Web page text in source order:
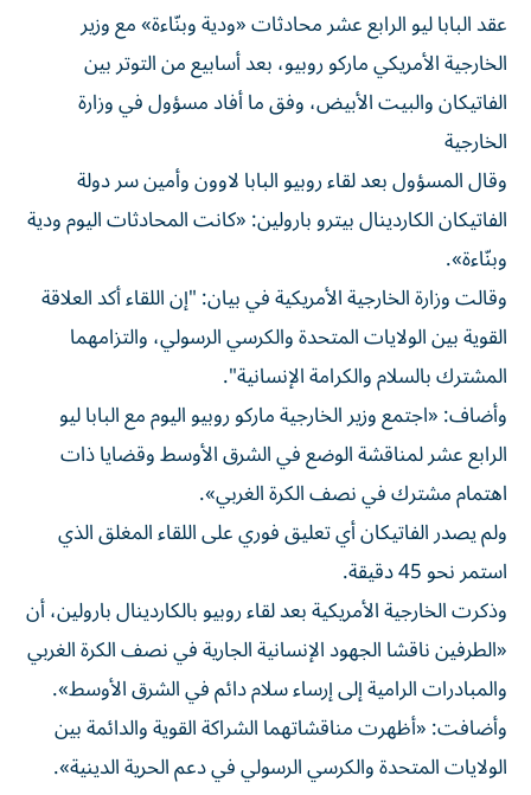
عقد البابا ليو الرابع عشر محادثات «ودية وبنّاءة» مع وزير
الخارجية الأمريكي ماركو روبيو، بعد أسابيع من التوتر بين
الفاتيكان والبيت الأبيض، وفق ما أفاد مسؤول في وزارة
الخارجية
وقال المسؤول بعد لقاء روبيو البابا لاوون وأمين سر دولة
الفاتيكان الكاردينال بيترو بارولين: «كانت المحادثات اليوم ودية
وبنّاءة».
وقالت وزارة الخارجية الأمريكية في بيان: "إن اللقاء أكد العلاقة
القوية بين الولايات المتحدة والكرسي الرسولي، والتزامهما
المشترك بالسلام والكرامة الإنسانية".
وأضاف: «اجتمع وزير الخارجية ماركو روبيو اليوم مع البابا ليو
الرابع عشر لمناقشة الوضع في الشرق الأوسط وقضايا ذات
اهتمام مشترك في نصف الكرة الغربي».
ولم يصدر الفاتيكان أي تعليق فوري على اللقاء المغلق الذي
استمر نحو 45 دقيقة.
وذكرت الخارجية الأمريكية بعد لقاء روبيو بالكاردينال بارولين، أن
«الطرفين ناقشا الجهود الإنسانية الجارية في نصف الكرة الغربي
والمبادرات الرامية إلى إرساء سلام دائم في الشرق الأوسط».
وأضافت: «أظهرت مناقشاتهما الشراكة القوية والدائمة بين
الولايات المتحدة والكرسي الرسولي في دعم الحرية الدينية».